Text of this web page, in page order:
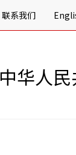
联系我们
华人